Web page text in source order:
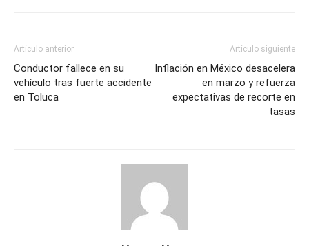
Artículo anterior
Conductor fallece en su
vehículo tras fuerte accidente
en Toluca
Artículo siguiente
Inflación en México desacelera
en marzo y refuerza
expectativas de recorte en
tasas